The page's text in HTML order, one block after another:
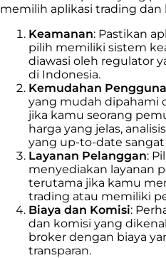
memilih aplikasi trading dan
Keamanan: Pastikan
pilih memiliki sistem
diawasi oleh regulator
di Indonesia.
Kemudahan
yang mudah dipahami
jika kamu seorang
harga yang jelas,
yang up-to-date
Layanan Pelanggan:
menyediakan layanan
terutama jika kamu
trading atau memiliki
Biaya dan Komisi:
dan komisi yang
broker dengan biaya
transparan.